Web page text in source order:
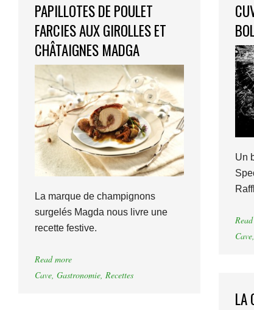
PAPILLOTES DE POULET
FARCIES AUX GIROLLES ET
CHÂTAIGNES MADGA
La marque de champignons
surgelés Magda nous livre une
recette festive.
Read more
Cave, Gastronomie, Recettes
Un
Cave,
LA